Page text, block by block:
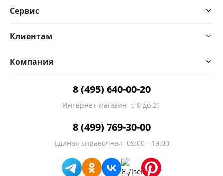
Сервис
Клиентам
Компания
8 (495) 640-00-20
Интернет-магазин с 9 до 21
8 (499) 769-30-00
Единая справочная 09:00 - 19:00